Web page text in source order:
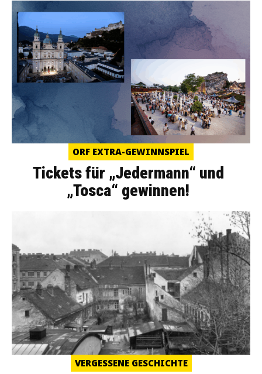
ORF EXTRA-GEWINNSPIEL
Tickets für „Jedermann“ und
„Tosca“ gewinnen!
VERGESSENE GESCHICHTE